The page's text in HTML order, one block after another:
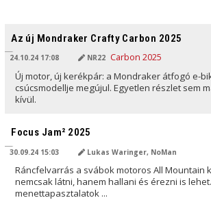
Az új Mondraker Crafty Carbon 2025
24.10.24 17:08 NR22
Új motor, új kerékpár: a Mondraker átfogó e-
csúcsmodellje megújul. Egyetlen részlet sem
kívül.
Focus Jam² 2025
30.09.24 15:03 Lukas Waringer, NoMan
Ráncfelvarrás a svábok motoros All Mountain
nemcsak látni, hanem hallani és érezni is
menettapasztalatok ...